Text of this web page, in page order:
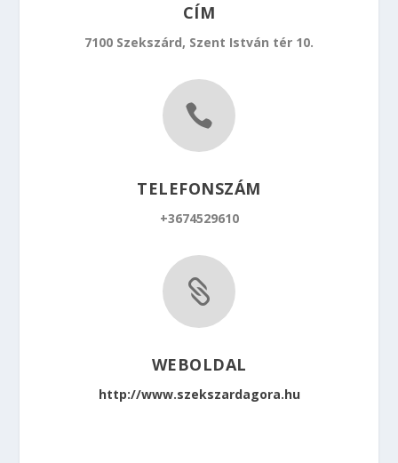
CÍM
7100 Szekszárd, Szent István tér 10.

TELEFONSZÁM
+3674529610

WEBOLDAL
http://www.szekszardagora.hu